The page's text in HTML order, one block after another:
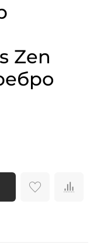
Zen